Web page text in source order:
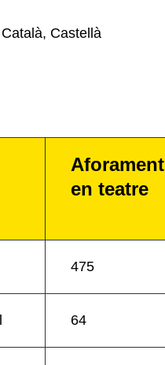
Català, Castellà
Aforament
en teatre
475
64